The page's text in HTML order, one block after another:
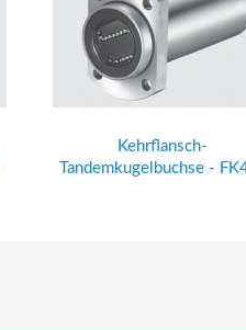
Kehrflansch-
Tandemkugelbuchse -